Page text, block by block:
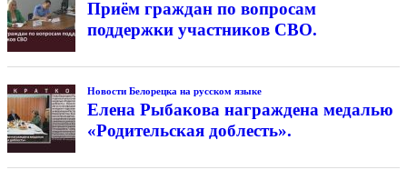
Приём граждан по вопросам
поддержки участников СВО.
Новости Белорецка на русском языке
Елена Рыбакова награждена медалью
«Родительская доблесть».